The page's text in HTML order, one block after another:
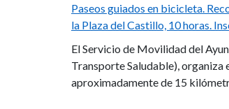
Paseos guiados en bicicleta.
la Plaza del Castillo, 10 horas.
El Servicio de Movilidad del
Transporte Saludable), organiza
aproximadamente de 15